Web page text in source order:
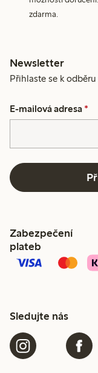
zdarma.
Newsletter
Přihlaste se k
E-mailová adresa *
Zabezpečení
plateb
Sledujte nás